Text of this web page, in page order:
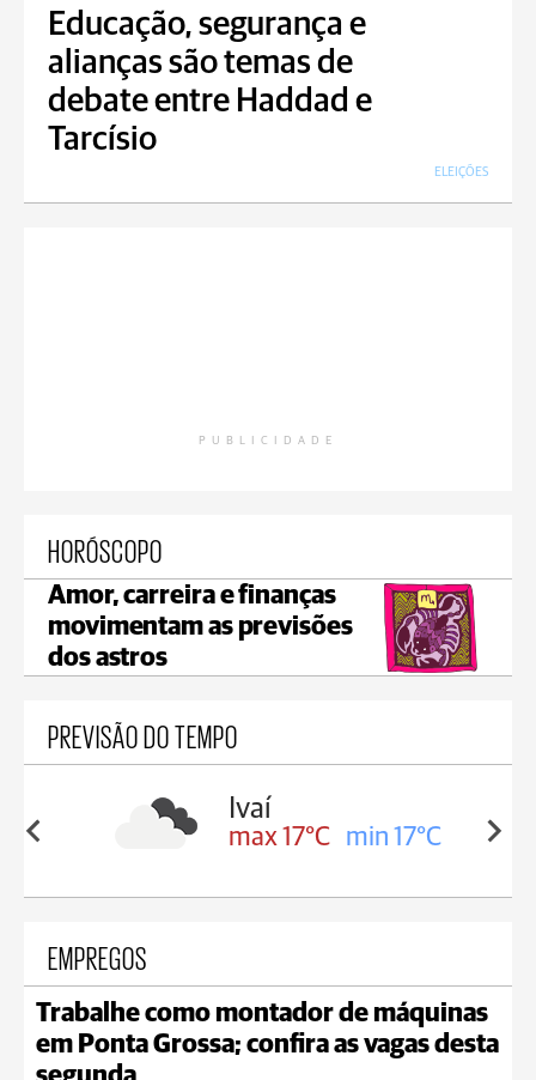
Educação, segurança e
alianças são temas de
debate entre Haddad e
Tarcísio
ELEIÇÕES
PUBLICIDADE
HORÓSCOPO
Amor, carreira e finanças
movimentam as previsões
dos astros
PREVISÃO DO TEMPO
16°C
Ivaí
max 17°C min 17°C
EMPREGOS
Trabalhe como montador de máquinas
em Ponta Grossa; confira as vagas desta